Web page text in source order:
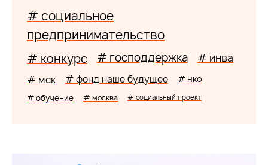
# социальное
предпринимательство
# конкурс # господдержка # инва
# мск # фонд наше будущее # нко
# обучение # москва # социальный проект